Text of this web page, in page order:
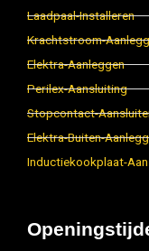
Laadpaal-Installeren
Krachtstroom-
Elektra-Aanleggen
Perilex-Aansluiting
Stopcontact-
Elektra-Buiten-
Inductiekookplaat-